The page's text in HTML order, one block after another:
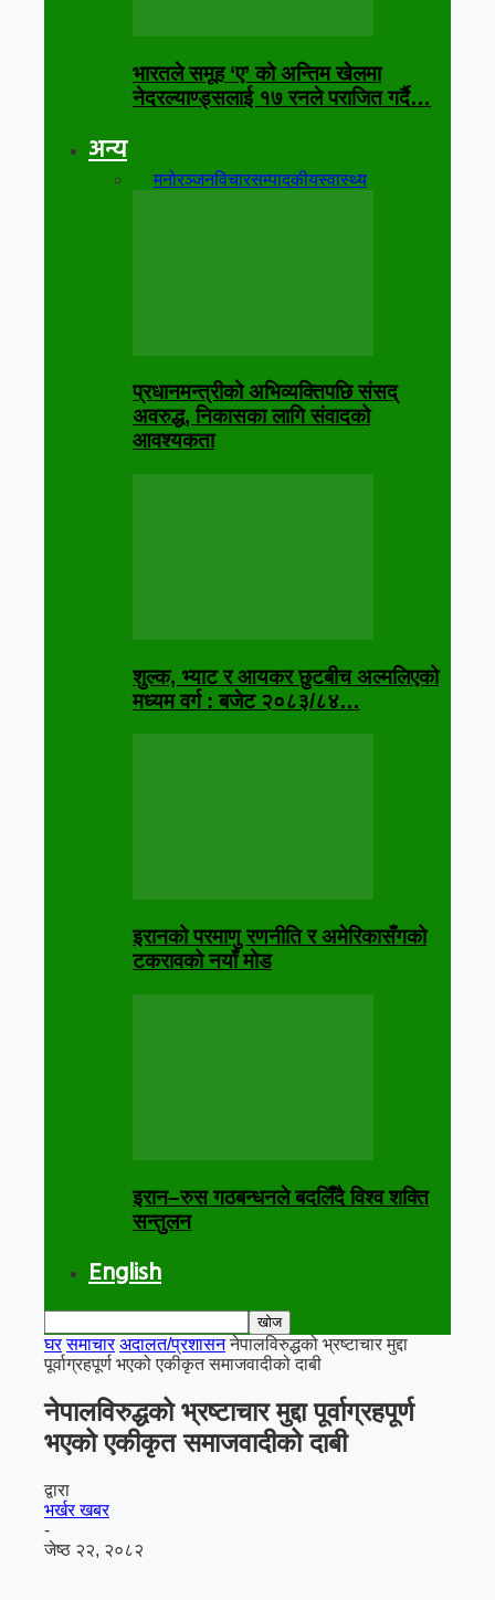
भारतले समूह ‘ए’ को अन्तिम खेलमा
नेदरल्याण्ड्सलाई १७ रनले पराजित गर्दै…
अन्य
सबैमनोरञ्जनविचारसम्पादकीयस्वास्थ्य
प्रधानमन्त्रीको अभिव्यक्तिपछि संसद्
अवरुद्ध, निकासका लागि संवादको
आवश्यकता
शुल्क, भ्याट र आयकर छुटबीच अल्मलिएको
मध्यम वर्ग : बजेट २०८३/८४…
इरानको परमाणु रणनीति र अमेरिकासँगको
टकरावको नयाँ मोड
इरान–रुस गठबन्धनले बदलिँदै विश्व शक्ति
सन्तुलन
English
घर समाचार अदालत/प्रशासन नेपालविरुद्धको भ्रष्टाचार मुद्दा
पूर्वाग्रहपूर्ण भएको एकीकृत समाजवादीको दाबी
नेपालविरुद्धको भ्रष्टाचार मुद्दा पूर्वाग्रहपूर्ण
भएको एकीकृत समाजवादीको दाबी
द्वारा
भर्खर खबर
-
जेष्ठ २२, २०८२